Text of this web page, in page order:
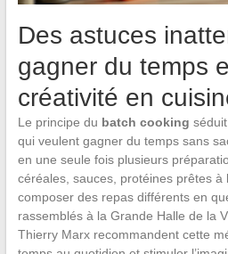
Des astuces
gagner du temps
créativité en
Le principe du batch cooking
qui veulent gagner du temps sans
en une seule fois plusieurs
céréales, sauces, protéines prêtes à
composer des repas différents en
rassemblés à la Grande Halle de la
Thierry Marx recommandent cette